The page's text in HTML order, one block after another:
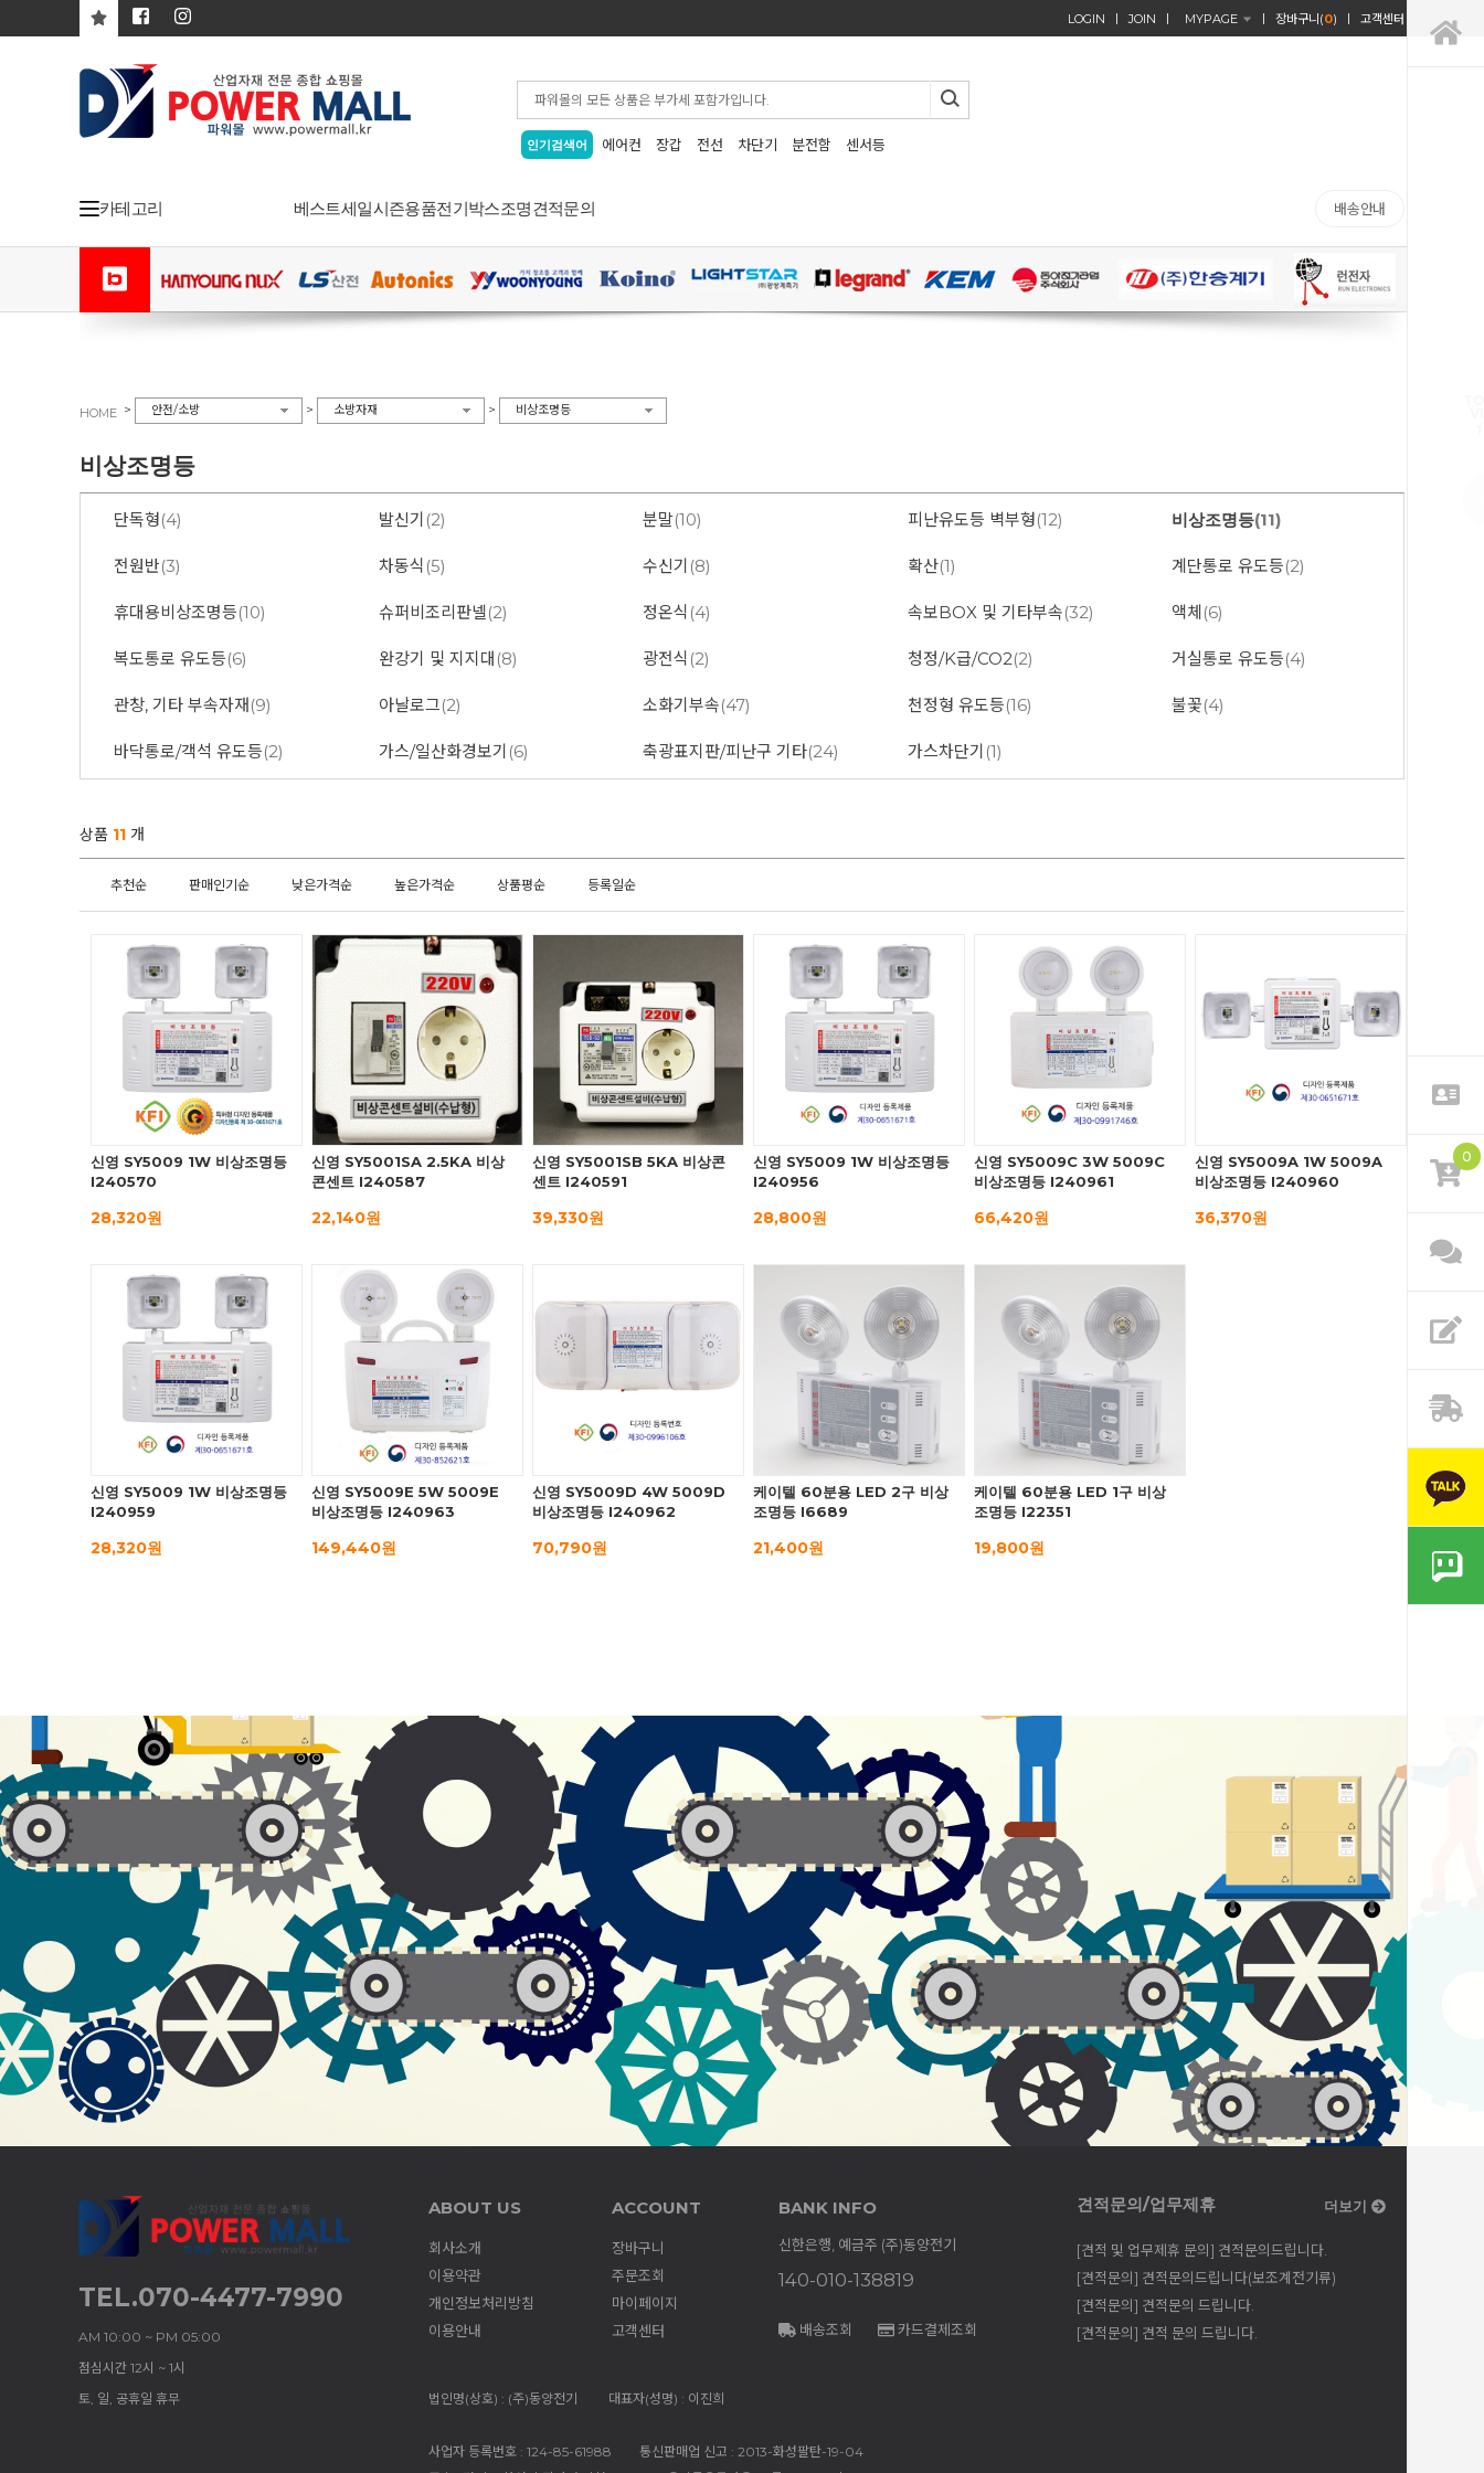
0
LOGIN JOIN MYPAGE 장바구니(0) 고객센터
인기검색어 에어컨 장갑 전선 차단기 분전함 센서등
카테고리 베스트세일시즌용품전기박스조명견적문의 배송안내
HOME > 안전/소방 > 소방자재 > 비상조명등
비상조명등
단독형(4) 발신기 (2) 분말(10) 피난유도등 벽부형(12) 비상조명등(11)
전원반(3) 차동식 (5) 수신기 (8) 확산(1) 계단통로 유도등(2)
휴대용비상조명등(10) 슈퍼비조리판넬(2) 정온식 (4) 속보BOX 및 기타부속(32) 액체 (6)
복도통로 유도등(6) 완강기 및 지지대 (8) 광전식 (2) 청정/K급/CO2(2) 거실통로 유도등(4)
관창, 기타 부속자재(9) 아날로그(2) 소화기부속(47) 천정형 유도등(16) 불꽃(4)
바닥통로/객석 유도등(2) 가스/일산화경보기 (6) 축광표지판/피난구 기타(24) 가스차단기 (1)
상품 11 개
추천순 판매인기순 낮은가격순 높은가격순 상품평순 등록일순
신영 SY5009 1W 비상조명등
I240570
28,320원
신영 SY5001SA 2.5KA 비상
콘센트 I240587
22,140원
신영 SY5001SB 5KA 비상콘
센트 I240591
39,330원
신영 SY5009 1W 비상조명등
I240956
28,800원
신영 SY5009C 3W 5009C
비상조명등 I240961
66,420원
신영 SY5009A 1W 5009A
비상조명등 I240960
36,370원
신영 SY5009 1W 비상조명등
I240959
28,320원
신영 SY5009E 5W 5009E
비상조명등 I240963
149,440원
신영 SY5009D 4W 5009D
비상조명등 I240962
70,790원
케이텔 60분용 LED 2구 비상
조명등 I6689
21,400원
케이텔 60분용 LED 1구 비상
조명등 I22351
19,800원
TEL.070-4477-7990
AM 10:00 ~ PM 05:00
점심시간 12시 ~ 1시
토, 일, 공휴일 휴무
ABOUT US
회사소개
이용약관
개인정보처리방침
이용안내
ACCOUNT
장바구니
주문조회
마이페이지
고객센터
BANK INFO
신한은행, 예금주 (주)동양전기
140-010-138819
배송조회 카드결제조회
견적문의/업무제휴 더보기
[견적 및 업무제휴 문의] 견적문의드립니다.
[견적문의] 견적문의드립니다(보조계전기류)
[견적문의] 견적문의 드립니다.
[견적문의] 견적 문의 드립니다.
법인명(상호) : (주)동양전기 대표자(성명) : 이진희
사업자 등록번호 : 124-85-61988
통신판매업 신고 : 2013-화성팔탄-19-04